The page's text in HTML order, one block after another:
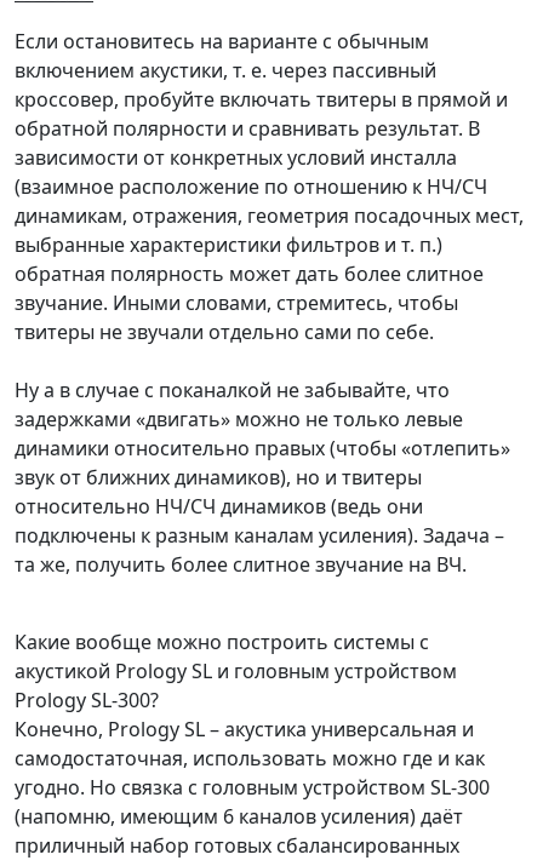
Если остановитесь на варианте с обычным
включением акустики, т. е. через пассивный
кроссовер, пробуйте включать твитеры в прямой и
обратной полярности и сравнивать результат. В
зависимости от конкретных условий инсталла
(взаимное расположение по отношению к НЧ/СЧ
динамикам, отражения, геометрия посадочных мест,
выбранные характеристики фильтров и т. п.)
обратная полярность может дать более слитное
звучание. Иными словами, стремитесь, чтобы
твитеры не звучали отдельно сами по себе.
Ну а в случае с поканалкой не забывайте, что
задержками «двигать» можно не только левые
динамики относительно правых (чтобы «отлепить»
звук от ближних динамиков), но и твитеры
относительно НЧ/СЧ динамиков (ведь они
подключены к разным каналам усиления). Задача –
та же, получить более слитное звучание на ВЧ.
Какие вообще можно построить системы с
акустикой Prology SL и головным устройством
Prology SL-300?
Конечно, Prology SL – акустика универсальная и
самодостаточная, использовать можно где и как
угодно. Но связка с головным устройством SL-300
(напомню, имеющим 6 каналов усиления) даёт
приличный набор готовых сбалансированных